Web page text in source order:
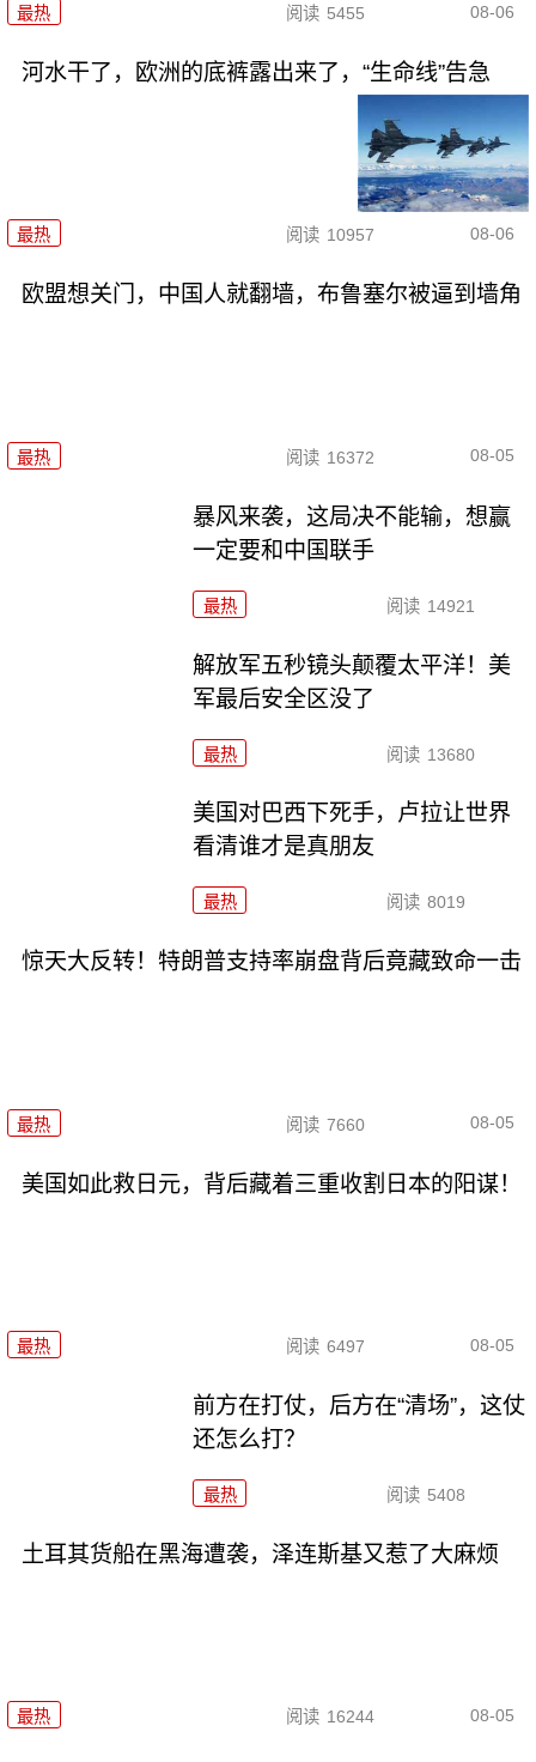
最热 阅读 5455 08-06
河水干了，欧洲的底裤露出来了，“生命线”告急
最热 阅读 10957 08-06
欧盟想关门，中国人就翻墙，布鲁塞尔被逼到墙角
最热 阅读 16372 08-05
暴风来袭，这局决不能输，想赢
一定要和中国联手
最热 阅读 14921
解放军五秒镜头颠覆太平洋！美
军最后安全区没了
最热 阅读 13680
美国对巴西下死手，卢拉让世界
看清谁才是真朋友
最热 阅读 8019
惊天大反转！特朗普支持率崩盘背后竟藏致命一击
最热 阅读 7660 08-05
美国如此救日元，背后藏着三重收割日本的阳谋！
最热 阅读 6497 08-05
前方在打仗，后方在“清场”，这仗
还怎么打？
最热 阅读 5408
土耳其货船在黑海遭袭，泽连斯基又惹了大麻烦
最热 阅读 16244 08-05